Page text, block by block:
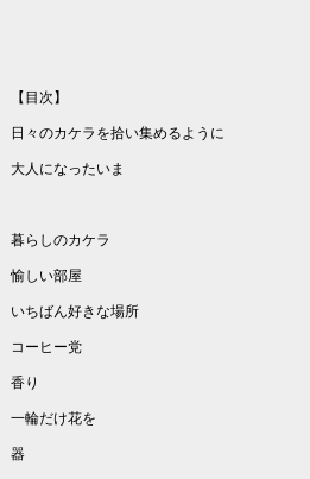
【目次】
日々のカケラを拾い集めるように
大人になったいま
暮らしのカケラ
愉しい部屋
いちばん好きな場所
コーヒー党
香り
一輪だけ花を
器